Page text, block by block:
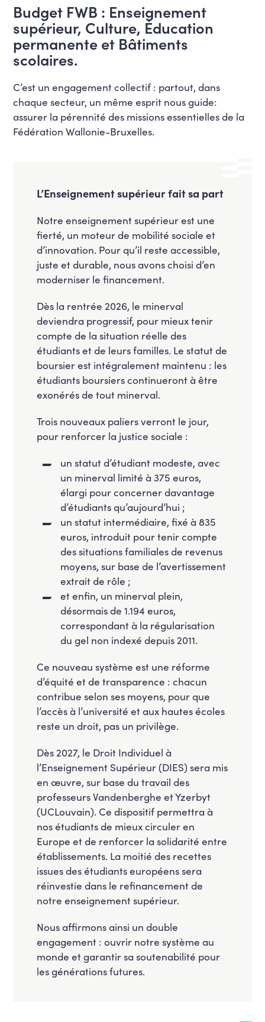
Budget FWB : Enseignement
supérieur, Culture, Éducation
permanente et Bâtiments
scolaires.
C’est un engagement collectif : partout, dans
chaque secteur, un même esprit nous guide:
assurer la pérennité des missions essentielles de la
Fédération Wallonie-Bruxelles.
L’Enseignement supérieur fait sa part
Notre enseignement supérieur est une
fierté, un moteur de mobilité sociale et
d’innovation. Pour qu’il reste accessible,
juste et durable, nous avons choisi d’en
moderniser le financement.
Dès la rentrée 2026, le minerval
deviendra progressif, pour mieux tenir
compte de la situation réelle des
étudiants et de leurs familles. Le statut de
boursier est intégralement maintenu : les
étudiants boursiers continueront à être
exonérés de tout minerval.
Trois nouveaux paliers verront le jour,
pour renforcer la justice sociale :
⁠un statut d’étudiant modeste, avec
un minerval limité à 375 euros,
élargi pour concerner davantage
d’étudiants qu’aujourd’hui ;
⁠un statut intermédiaire, fixé à 835
euros, introduit pour tenir compte
des situations familiales de revenus
moyens, sur base de l’avertissement
extrait de rôle ;
⁠et enfin, un minerval plein,
désormais de 1.194 euros,
correspondant à la régularisation
du gel non indexé depuis 2011.
Ce nouveau système est une réforme
d’équité et de transparence : chacun
contribue selon ses moyens, pour que
l’accès à l’université et aux hautes écoles
reste un droit, pas un privilège.
Dès 2027, le Droit Individuel à
l’Enseignement Supérieur (DIES) sera mis
en œuvre, sur base du travail des
professeurs Vandenberghe et Yzerbyt
(UCLouvain). Ce dispositif permettra à
nos étudiants de mieux circuler en
Europe et de renforcer la solidarité entre
établissements. La moitié des recettes
issues des étudiants européens sera
réinvestie dans le refinancement de
notre enseignement supérieur.
Nous affirmons ainsi un double
engagement : ouvrir notre système au
monde et garantir sa soutenabilité pour
les générations futures.